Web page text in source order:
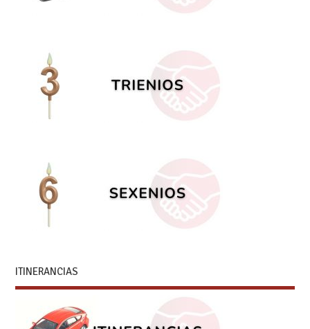
ITINERANCIAS